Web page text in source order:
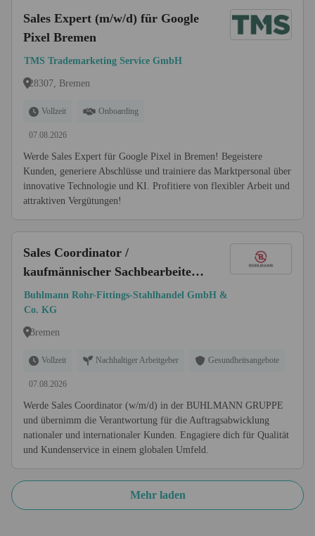
Sales Expert (m/w/d) für Google
Pixel Bremen
TMS Trademarketing Service GmbH
28307, Bremen
Vollzeit Onboarding
07.08.2026
Werde Sales Expert für Google Pixel in Bremen! Begeistere
Kunden, generiere Abschlüsse und trainiere das Marktpersonal über
innovative Technologie und KI. Profitiere von flexibler Arbeit und
attraktiven Vergütungen!
Sales Coordinator /
kaufmännischer Sachbearbeiter
(w/m/d) - Auftragsabwicklung
Buhlmann Rohr-Fittings-Stahlhandel GmbH &
Co. KG
Bremen
Vollzeit Nachhaltiger Arbeitgeber Gesundheitsangebote
07.08.2026
Werde Sales Coordinator (w/m/d) in der BUHLMANN GRUPPE
und übernimm die Verantwortung für die Auftragsabwicklung
nationaler und internationaler Kunden. Engagiere dich für Qualität
und Kundenservice in einem globalen Umfeld.
Mehr laden